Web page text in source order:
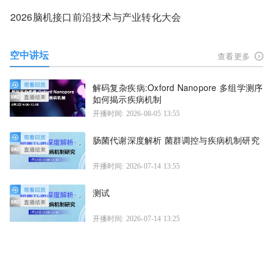
2026脑机接口前沿技术与产业转化大会
空中讲坛 查看更多
解码复杂疾病:Oxford Nanopore 多组学测序
如何揭示疾病机制
开播时间: 2026-08-05 13:55
肠菌代谢深度解析 菌群调控与疾病机制研究
开播时间: 2026-07-14 13:55
测试
开播时间: 2026-07-14 13:25